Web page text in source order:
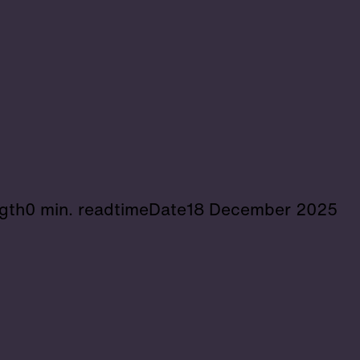
0 min. readtime Date18 December 2025